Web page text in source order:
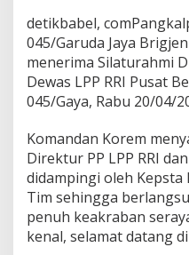
R
R
I
d
a
n
e
w
a
s
L
P
P
R
detikbabel,
045/Garuda Jaya
menerima Silaturahmi
Dewas LPP RRI Pusat
045/Gaya, Rabu 20/04/
Komandan Korem
Direktur PP LPP RRI
didampingi oleh Kepsta
Tim sehingga
penuh keakraban
kenal, selamat datang